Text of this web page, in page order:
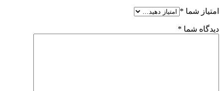
امتیاز شما *
دیدگاه شما *